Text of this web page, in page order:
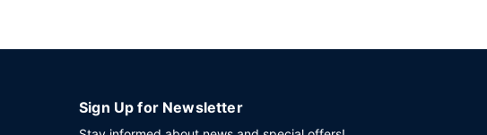
Sign Up for Newsletter